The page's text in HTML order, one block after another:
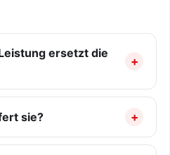
ersetzt die
sie?